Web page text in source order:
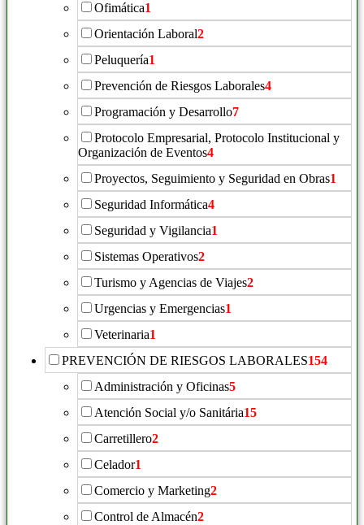
Ofimática1
Orientación Laboral2
Peluquería1
Prevención de Riesgos Laborales4
Programación y Desarrollo7
Protocolo Empresarial, Protocolo Institucional y
Organización de Eventos4
Proyectos, Seguimiento y Seguridad en Obras1
Seguridad Informática4
Seguridad y Vigilancia1
Sistemas Operativos2
Turismo y Agencias de Viajes2
Urgencias y Emergencias1
Veterinaria1
PREVENCIÓN DE RIESGOS LABORALES154
Administración y Oficinas5
Atención Social y/o Sanitária15
Carretillero2
Celador1
Comercio y Marketing2
Control de Almacén2